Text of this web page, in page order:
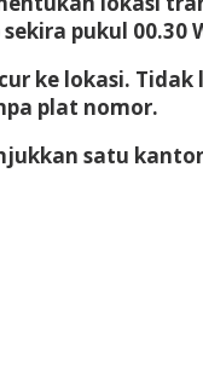
pukul 00.30
ke lokasi.
plat nomor.
satu